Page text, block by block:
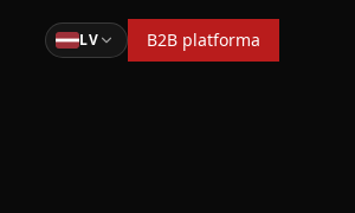
LV B2B platforma